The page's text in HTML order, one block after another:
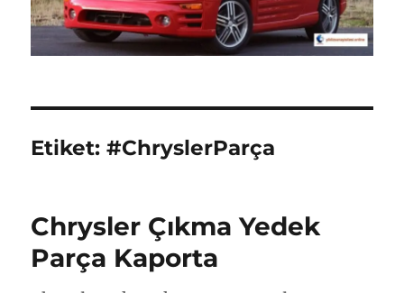
Etiket:#ChryslerParça
Chrysler Çıkma Yedek
Parça Kaporta